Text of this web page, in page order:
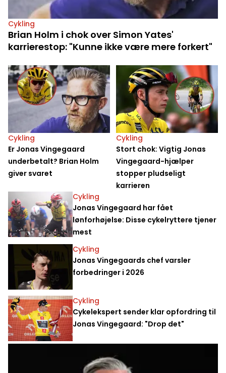
Cykling
Brian Holm i chok over Simon Yates'
karrierestop: "Kunne ikke være mere forkert"
Cykling
Er Jonas Vingegaard
underbetalt? Brian Holm
giver svaret
Cykling
Stort chok: Vigtig Jonas
Vingegaard-hjælper
stopper pludseligt
karrieren
Cykling
Jonas Vingegaard har fået
lønforhøjelse: Disse cykelryttere tjener
mest
Cykling
Jonas Vingegaards chef varsler
forbedringer i 2026
Cykling
Cykelekspert sender klar opfordring til
Jonas Vingegaard: "Drop det"
Håndbold